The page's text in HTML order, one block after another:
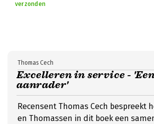
verzonden
Excelleren in service -
aanrader'
Thomas Cech
Recensent Thomas Cech bespreekt
en Thomassen in dit boek een